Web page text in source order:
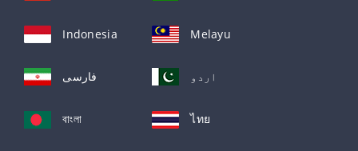
Indonesia Melayu
فارسی اردو
বাংলা ไทย